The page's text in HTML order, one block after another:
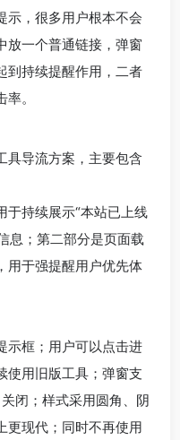
示，很多用户根本不会
放一个普通链接，弹窗
到持续提醒作用，二者
。
具导流方案，主要包含
于持续展示“本站已上线
息；第二部分是页面载
用于强提醒用户优先体
示框；用户可以点击进
使用旧版工具；弹窗支
闭；样式采用圆角、阴
更现代；同时不再使用